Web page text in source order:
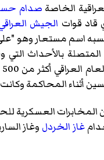
الخاصة صدام
قاد قوات الجيش
اسم مستعار وهو
المتصلة بالأحداث
أثناء المحاكمة
عام 1987 من المخابرات
غاز الخردل وغاز